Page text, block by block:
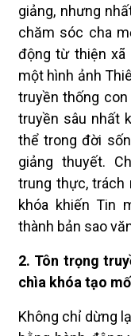
giảng, nhưng
chăm sóc cha
động từ thiện xã
một hình ảnh
truyền thống
truyền sâu nhất
thể trong đời
giảng thuyết.
trung thực, trách
khóa khiến Tin
thành bản sao
2. Tôn trọng
chìa khóa tạo
Không chỉ dừng